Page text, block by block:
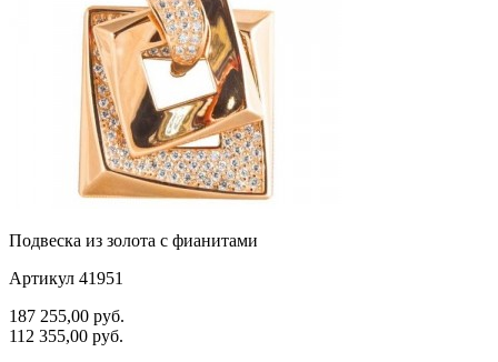
Подвеска из золота с фианитами
Артикул 41951
187 255,00 руб.
112 355,00 руб.